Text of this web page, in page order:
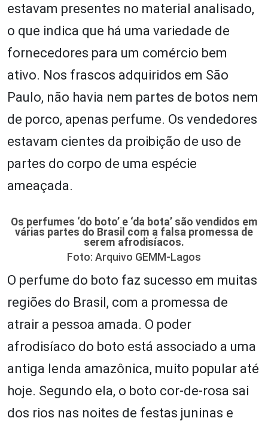
estavam presentes no material analisado,
o que indica que há uma variedade de
fornecedores para um comércio bem
ativo. Nos frascos adquiridos em São
Paulo, não havia nem partes de botos nem
de porco, apenas perfume. Os vendedores
estavam cientes da proibição de uso de
partes do corpo de uma espécie
ameaçada.
Os perfumes ‘do boto’ e ‘da bota’ são vendidos em
várias partes do Brasil com a falsa promessa de
serem afrodisíacos.
Foto: Arquivo GEMM-Lagos
O perfume do boto faz sucesso em muitas
regiões do Brasil, com a promessa de
atrair a pessoa amada. O poder
afrodisíaco do boto está associado a uma
antiga lenda amazônica, muito popular até
hoje. Segundo ela, o boto cor-de-rosa sai
dos rios nas noites de festas juninas e